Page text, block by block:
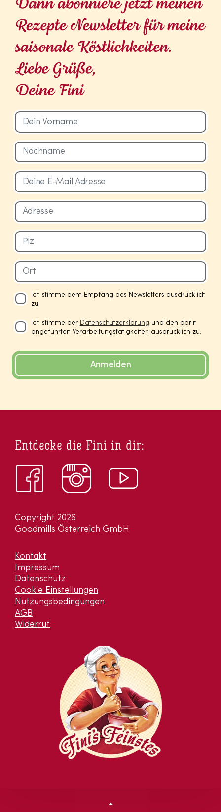
Ich stimme dem Empfang des Newsletters ausdrücklich
zu.
Ich stimme der Datenschutzerklärung und den darin
angeführten Verarbeitungstätigkeiten ausdrücklich zu.
Anmelden
Copyright 2026
Goodmills Österreich GmbH
Kontakt
Impressum
Datenschutz
Cookie Einstellungen
Nutzungsbedingungen
AGB
Widerruf
Entdecke die Fini in dir: